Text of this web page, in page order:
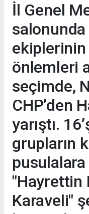
İl Genel
önlemleri
seçimde,
CHP’den
yarıştı.
grupların
"Hayrettin
Karaveli"